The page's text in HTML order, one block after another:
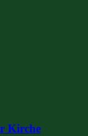
Kirche